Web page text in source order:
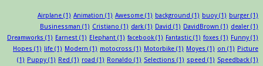
Airplane (1) Animation (1) Awesome (1) background (1) buoy (1) burger (1)
Businessman (1) Cristiano (1) dark(1) David (1) DavidBrown (1) dealer (1)
Dreamworks (1) Earnest (1) Elephant (1) facebook(1) Fantastic (1) foxes (1) Funny (1)
Hopes (1) life (1) Modern (1) motocross (1) Motorbike (1) Moyes (1) on (1) Picture
(1) Puppy (1) Red (1) road (1) Ronaldo (1) Selections (1) speed (1) Speedback(1)